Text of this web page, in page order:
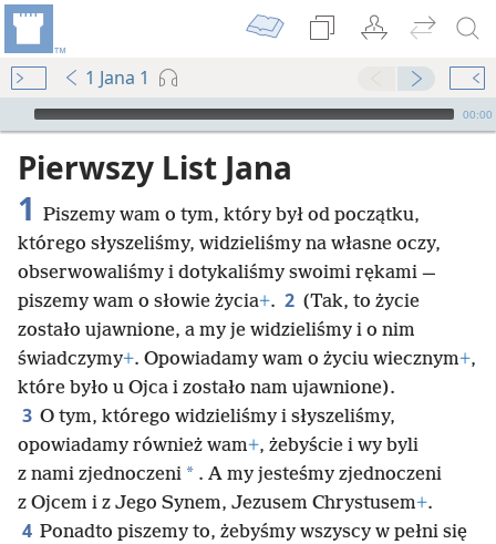
1 Jana 1
Audio Player
00:00
Pierwszy List Jana
1 Piszemy wam o tym, który był od początku,
którego słyszeliśmy, widzieliśmy na własne oczy,
obserwowaliśmy i dotykaliśmy swoimi rękami —
piszemy wam o słowie życia+. 2 (Tak, to życie
zostało ujawnione, a my je widzieliśmy i o nim
świadczymy+. Opowiadamy wam o życiu wiecznym+,
które było u Ojca i zostało nam ujawnione).
3 O tym, którego widzieliśmy i słyszeliśmy,
opowiadamy również wam+, żebyście i wy byli
z nami zjednoczeni * . A my jesteśmy zjednoczeni
z Ojcem i z Jego Synem, Jezusem Chrystusem+.
4 Ponadto piszemy to, żebyśmy wszyscy w pełni się